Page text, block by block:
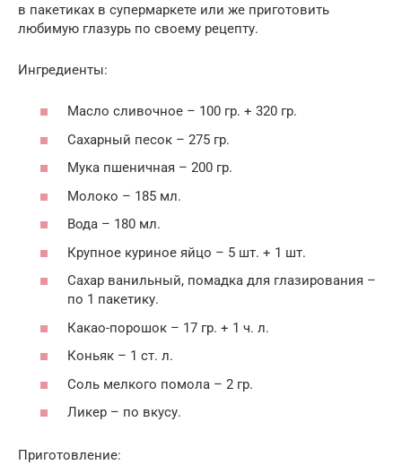
в пакетиках в супермаркете или же приготовить
любимую глазурь по своему рецепту.
Ингредиенты:
Масло сливочное – 100 гр. + 320 гр.
Сахарный песок – 275 гр.
Мука пшеничная – 200 гр.
Молоко – 185 мл.
Вода – 180 мл.
Крупное куриное яйцо – 5 шт. + 1 шт.
Сахар ванильный, помадка для глазирования –
по 1 пакетику.
Какао-порошок – 17 гр. + 1 ч. л.
Коньяк – 1 ст. л.
Соль мелкого помола – 2 гр.
Ликер – по вкусу.
Приготовление: